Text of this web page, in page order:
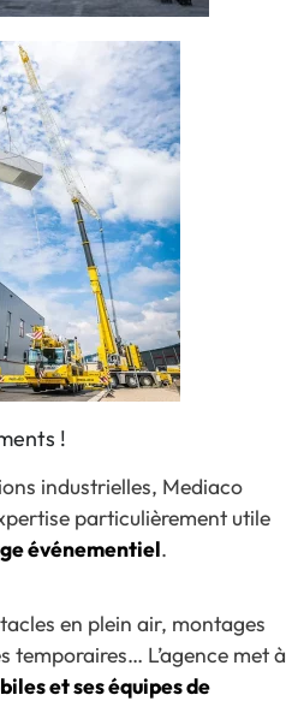
!
industrielles, Mediaco
particulièrement utile
événementiel.
en plein air, montages
temporaires… L’agence met à
et ses équipes de